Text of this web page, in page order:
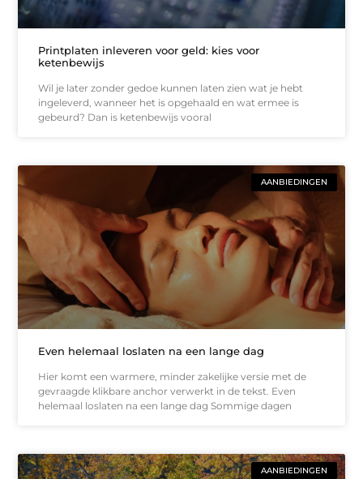
Printplaten inleveren voor geld: kies voor
ketenbewijs
Wil je later zonder gedoe kunnen laten zien wat je hebt
ingeleverd, wanneer het is opgehaald en wat ermee is
gebeurd? Dan is ketenbewijs vooral
AANBIEDINGEN
Even helemaal loslaten na een lange dag
Hier komt een warmere, minder zakelijke versie met de
gevraagde klikbare anchor verwerkt in de tekst. Even
helemaal loslaten na een lange dag Sommige dagen
AANBIEDINGEN